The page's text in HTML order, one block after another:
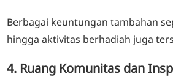
Berbagai keuntungan tambahan
hingga aktivitas berhadiah juga
4. Ruang Komunitas dan